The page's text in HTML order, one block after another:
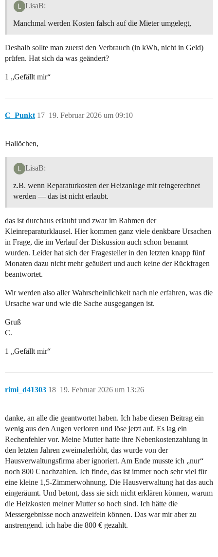
LisaB:
Manchmal werden Kosten falsch auf die Mieter umgelegt,
Deshalb sollte man zuerst den Verbrauch (in kWh, nicht in Geld)
prüfen. Hat sich da was geändert?
1 „Gefällt mir“
C_Punkt 19. Februar 2026 um 09:10
17
Hallöchen,
LisaB:
z.B. wenn Reparaturkosten der Heizanlage mit reingerechnet
werden — das ist nicht erlaubt.
das ist durchaus erlaubt und zwar im Rahmen der
Kleinreparaturklausel. Hier kommen ganz viele denkbare Ursachen
in Frage, die im Verlauf der Diskussion auch schon benannt
wurden. Leider hat sich der Fragesteller in den letzten knapp fünf
Monaten dazu nicht mehr geäußert und auch keine der Rückfragen
beantwortet.
Wir werden also aller Wahrscheinlichkeit nach nie erfahren, was die
Ursache war und wie die Sache ausgegangen ist.
Gruß
C.
1 „Gefällt mir“
rimi_d41303 19. Februar 2026 um 13:26
18
danke, an alle die geantwortet haben. Ich habe diesen Beitrag ein
wenig aus den Augen verloren und löse jetzt auf. Es lag ein
Rechenfehler vor. Meine Mutter hatte ihre Nebenkostenzahlung in
den letzten Jahren zweimalerhöht, das wurde von der
Hausverwaltungsfirma aber ignoriert. Am Ende musste ich „nur“
noch 800 € nachzahlen. Ich finde, das ist immer noch sehr viel für
eine kleine 1,5-Zimmerwohnung. Die Hausverwaltung hat das auch
eingeräumt. Und betont, dass sie sich nicht erklären können, warum
die Heizkosten meiner Mutter so hoch sind. Ich hätte die
Messergebnisse noch anzweifeln können. Das war mir aber zu
anstrengend. ich habe die 800 € gezahlt.